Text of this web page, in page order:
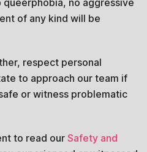
queerphobia, no aggressive
of any kind will be
respect personal
to approach our team if
or witness problematic
to read our Safety and